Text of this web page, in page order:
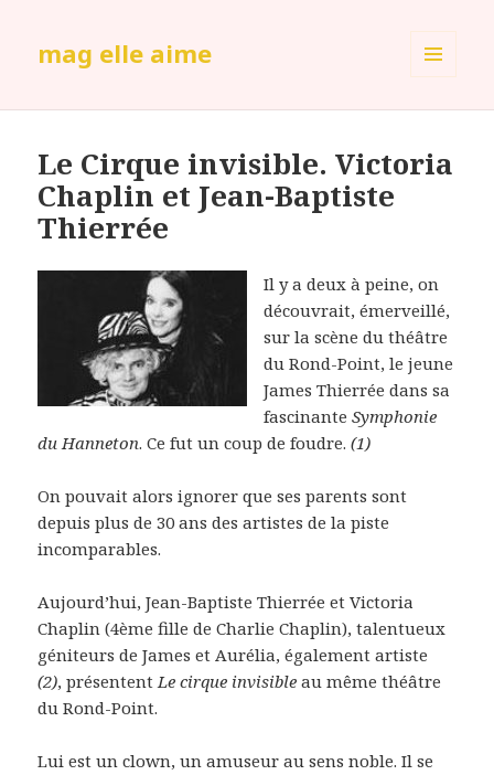
mag elle aime
Le Cirque invisible. Victoria
Chaplin et Jean-Baptiste
Thierrée
Il y a deux à peine, on
découvrait, émerveillé,
sur la scène du théâtre
du Rond-Point, le jeune
James Thierrée dans sa
fascinanteSymphonie
du Hanneton. Ce fut un coup de foudre.(1)
On pouvait alors ignorer que ses parents sont
depuis plus de 30 ans des artistes de la piste
incomparables.
Aujourd’hui, Jean-Baptiste Thierrée et Victoria
Chaplin (4ème fille de Charlie Chaplin), talentueux
géniteurs de James et Aurélia, également artiste
(2), présententLe cirque invisible au même théâtre
du Rond-Point.
Lui est un clown, un amuseur au sens noble. Il se